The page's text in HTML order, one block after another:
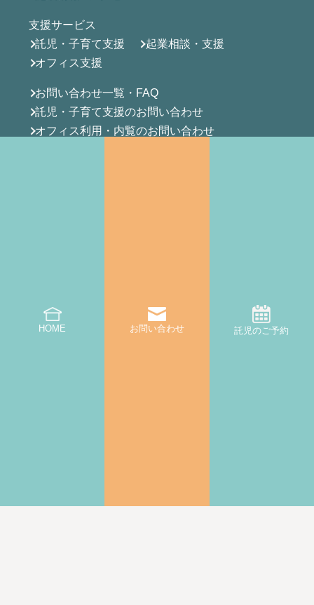
HOME お問い合わせ 託児のご予約
支援サービス
託児・子育て支援
起業相談・支援
オフィス支援
お問い合わせ一覧・FAQ
託児・子育て支援のお問い合わせ
オフィス利用・内覧のお問い合わせ